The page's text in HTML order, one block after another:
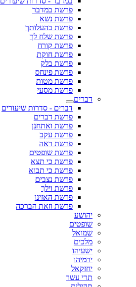
פרשת במדבר
פרשת נשא
פרשת בהעלותך
פרשת שלח לך
פרשת קורח
פרשת חוקת
פרשת בלק
פרשת פינחס
פרשת מטות
פרשת מסעי
דברים
דברים - סדרות שיעורים
פרשת דברים
פרשת ואתחנן
פרשת עקב
פרשת ראה
פרשת שופטים
פרשת כי תצא
פרשת כי תבוא
פרשת נצבים
פרשת וילך
פרשת האזינו
פרשת וזאת הברכה
יהושע
שופטים
שמואל
מלכים
ישעיהו
ירמיהו
יחזקאל
תרי עשר